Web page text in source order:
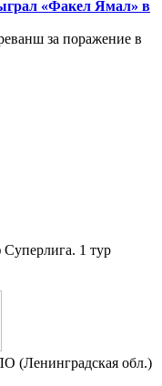
«Факел Ямал» в
за поражение в
1 тур
(Ленинградская обл.)